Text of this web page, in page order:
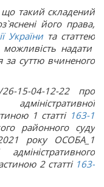
що такий складений
його права,
Українита статтею
надати
за суттю вчиненого
15-04-12-22 про
1 статті163-1
районного суду
року ОСОБА_1
2 статті163-